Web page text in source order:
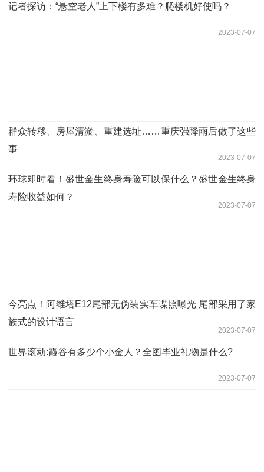
记者探访：“悬空老人”上下楼有多难？爬楼机好使吗？
2023-07-07
群众转移、房屋清淤、重建选址……重庆强降雨后做了这些
事
2023-07-07
环球即时看！盛世金生终身寿险可以保什么？盛世金生终身
寿险收益如何？
2023-07-07
今亮点！阿维塔E12尾部无伪装实车谍照曝光 尾部采用了家
族式的设计语言
2023-07-07
世界滚动:霞谷有多少个小金人？全图毕业礼物是什么?
2023-07-07